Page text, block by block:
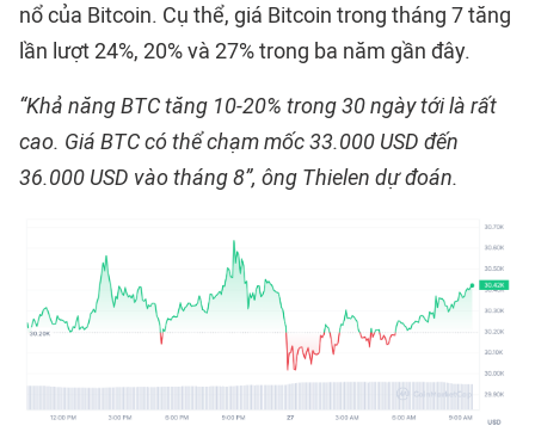
nổ của Bitcoin. Cụ thể, giá Bitcoin trong tháng 7 tăng
lần lượt 24%, 20% và 27% trong ba năm gần đây.
“Khả năng BTC tăng 10-20% trong 30 ngày tới là rất
cao. Giá BTC có thể chạm mốc 33.000 USD đến
36.000 USD vào tháng 8”, ông Thielen dự đoán.